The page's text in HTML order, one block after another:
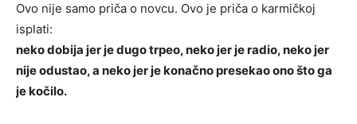
Ovo nije samo priča o novcu. Ovo je priča o karmičkoj
isplati:
neko dobija jer je dugo trpeo, neko jer je radio, neko jer
nije odustao, a neko jer je konačno presekao ono što ga
je kočilo.